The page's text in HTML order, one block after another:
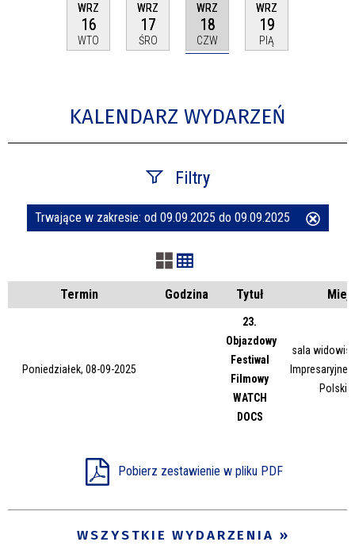
WRZ
16
WTO
WRZ
17
ŚRO
WRZ
18
CZW
WRZ
19
PIĄ
KALENDARZ WYDARZEŃ
Filtry
Szukana fraza
Kategoria
Trwające w zakresie: od 09.09.2025 do 09.09.2025
Termin Godzina Tytuł
Poniedziałek, 08-09-2025
23.
Objazdowy
Festiwal
Filmowy
WATCH
DOCS
sala
Pobierz zestawienie w pliku PDF
WSZYSTKIE WYDARZENIA